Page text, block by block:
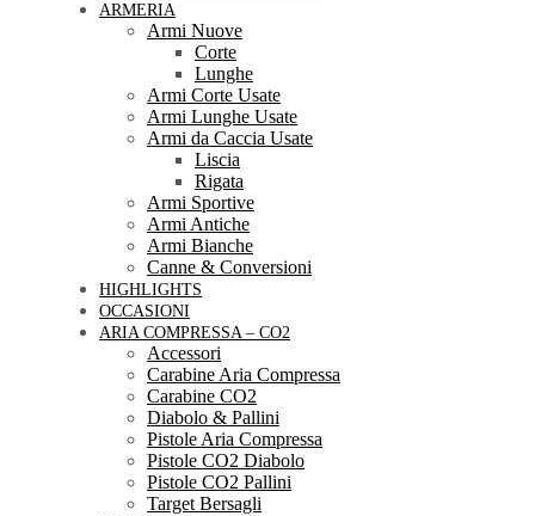
ARMERIA
Armi Nuove
Corte
Lunghe
Armi Corte Usate
Armi Lunghe Usate
Armi da Caccia Usate
Liscia
Rigata
Armi Sportive
Armi Antiche
Armi Bianche
Canne & Conversioni
HIGHLIGHTS
OCCASIONI
ARIA COMPRESSA – CO2
Accessori
Carabine Aria Compressa
Carabine CO2
Diabolo & Pallini
Pistole Aria Compressa
Pistole CO2 Diabolo
Pistole CO2 Pallini
Target Bersagli